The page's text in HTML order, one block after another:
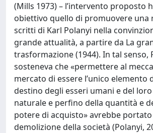
(Mills 1973) – l’intervento proposto
obiettivo quello di promuovere una
scritti di Karl Polanyi nella
grande attualità, a partire da La
trasformazione (1944). In tal senso,
sosteneva che «permettere al
mercato di essere l’unico elemento
destino degli esseri umani e del
naturale e perfino della quantità e
potere di acquisto» avrebbe portato
demolizione della società (Polanyi,